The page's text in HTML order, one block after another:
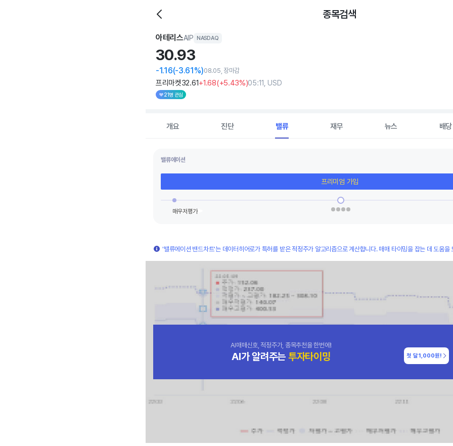
종목검색
아테리스AIP NASDAQ
30.93
-1.16(-3.61%)08.05, 장마감
프리마켓32.61+1.68(+5.43%)05:11, USD
21명 관심
개요 진단 밸류 재무 뉴스 배당
밸류에이션
프리미엄 가입
'밸류에이션 밴드차트'는 데이터히어로가 특허를 받은 적정주가 알고리즘으로 계산합니다. 매매 타이밍을 잡는 데 도움을
AI매매신호, 적정주가, 종목추천을 한번에!
AI가 알려주는 투자타이밍 첫 달1,000원!